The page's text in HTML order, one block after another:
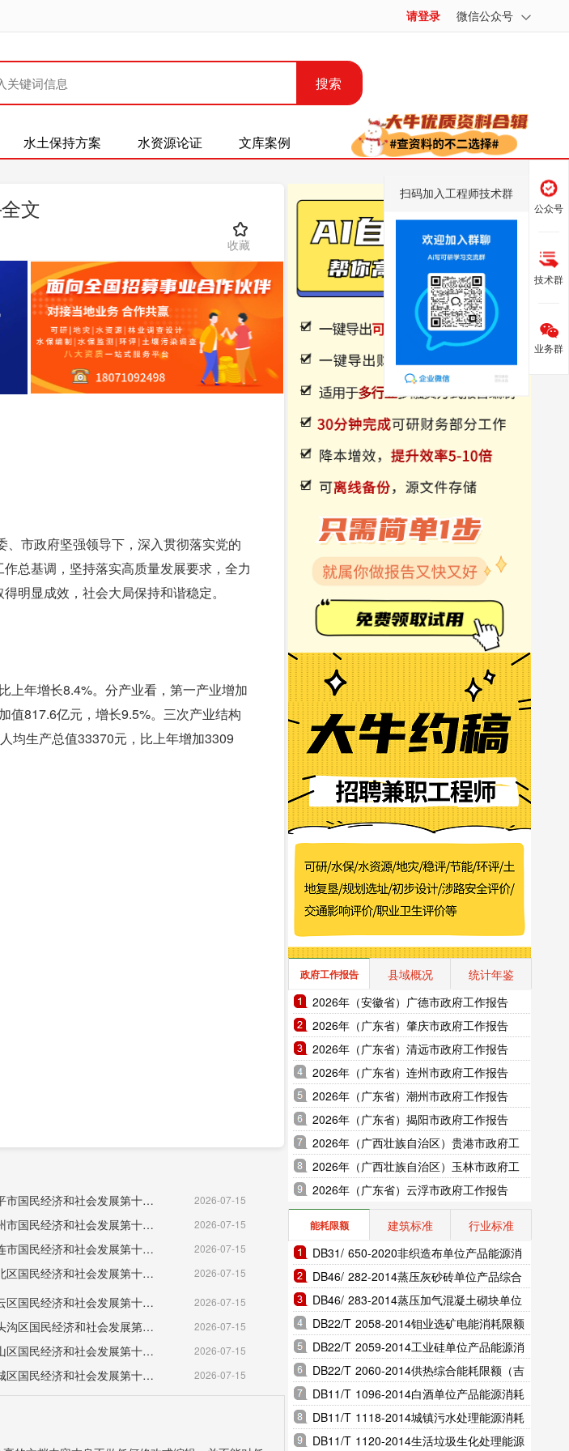
请登录 微信公众号
搜索
水土保持方案 水资源论证 文库案例
文
收藏
市政府坚强领导下，深入贯彻落实党的
总基调，坚持落实高质量发展要求，全力
明显成效，社会大局保持和谐稳定。
上年增长8.4%。分产业看，第一产业增加
值817.6亿元，增长9.5%。三次产业结构
生产总值33370元，比上年增加3309
（福建省）南平市国民经济和社会发展第十五个五年规划纲要 2026-07-15
（湖北省）随州市国民经济和社会发展第十五个五年规划纲要 2026-07-15
（辽宁省）大连市国民经济和社会发展第十五个五年规划纲要 2026-07-15
（天津市）河北区国民经济和社会发展第十五个五年规划纲要 2026-07-15
（北京市）密云区国民经济和社会发展第十五个五年规划纲要 2026-07-15
（北京市）门头沟区国民经济和社会发展第十五个五年规划纲要 2026-07-15
（北京市）房山区国民经济和社会发展第十五个五年规划纲要 2026-07-15
（北京市）东城区国民经济和社会发展第十五个五年规划纲要 2026-07-15
政府工作报告 县域概况
统计年鉴
2026年（安徽省）广德市政府工作报告
2026年（广东省）肇庆市政府工作报告
2026年（广东省）清远市政府工作报告
2026年（广东省）连州市政府工作报告
2026年（广东省）潮州市政府工作报告
2026年（广东省）揭阳市政府工作报告
2026年（广西壮族自治区）贵港市政府工
作报告
2026年（广西壮族自治区）玉林市政府工
作报告
2026年（广东省）云浮市政府工作报告
能耗限额 建筑标准
行业标准
DB31/ 650-2020非织造布单位产品能源消
耗限额（上海市地方标准）
DB46/ 282-2014蒸压灰砂砖单位产品综合
能耗和电耗限额（海南省地方标准）
DB46/ 283-2014蒸压加气混凝土砌块单位
产品综合能耗和电耗限额（海南省地方标
准）
DB22/T 2058-2014钼业选矿电能消耗限额
（吉林省地方标准）
DB22/T 2059-2014工业硅单位产品能源消
耗限额（吉林省地方标准）
DB22/T 2060-2014供热综合能耗限额（吉
林省地方标准）
DB11/T 1096-2014白酒单位产品能源消耗
限额（北京市地方标准）
DB11/T 1118-2014城镇污水处理能源消耗
限额（北京市地方标准）
DB11/T 1120-2014生活垃圾生化处理能源
公众号
技术群
扫码加入工程师技术群
业务群